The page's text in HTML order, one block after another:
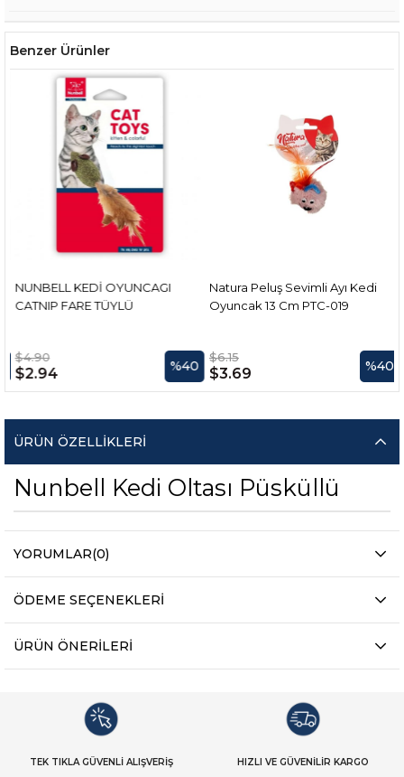
Benzer Ürünler
NUNBELL KEDİ OYUNCAGI
CATNIP FARE TÜYLÜ
$4.90
$2.94 %40
Natura Peluş Sevimli Ayı Kedi
Oyuncak 13 Cm PTC-019
$6.15
$3.69 %40
ÜRÜN ÖZELLIKLERI
Nunbell Kedi Oltası Püsküllü
YORUMLAR(0)
ÖDEME SEÇENEKLERI
ÜRÜN ÖNERILERI
TEK TIKLA GÜVENLİ ALIŞVERİŞ
HIZLI VE GÜVENİLİR KARGO